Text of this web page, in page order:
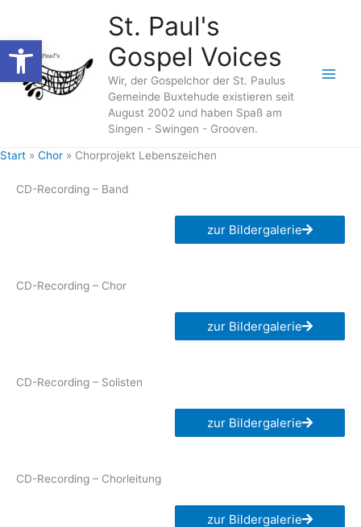
Werkzeugleiste öffnen
springen
St. Paul's
Gospel Voices
Wir, der Gospelchor der St. Paulus
Gemeinde Buxtehude existieren seit
August 2002 und haben Spaß am
Singen - Swingen - Grooven.
Start Chor Chorprojekt Lebenszeichen
CD-Recording – Band
zur Bildergalerie
CD-Recording – Chor
zur Bildergalerie
CD-Recording – Solisten
zur Bildergalerie
CD-Recording – Chorleitung
zur Bildergalerie